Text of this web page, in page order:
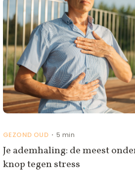
GEZOND OUD• 5 min
Je ademhaling: de meest
knop tegen stress